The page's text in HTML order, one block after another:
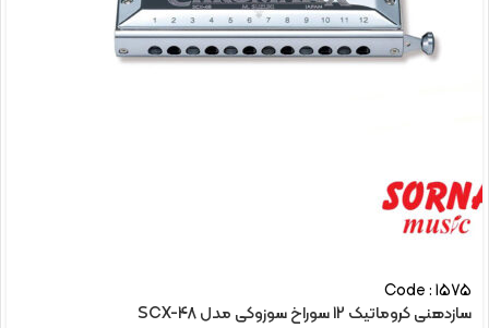
Code : 1575
سازدهنی کروماتیک 12 سوراخ سوزوکی مدل SCX-48